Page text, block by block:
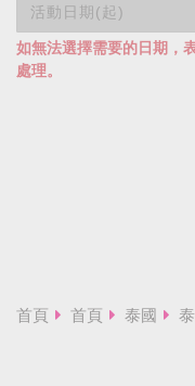
如無法選擇需要的日期，
處理。
首頁 首頁 泰國